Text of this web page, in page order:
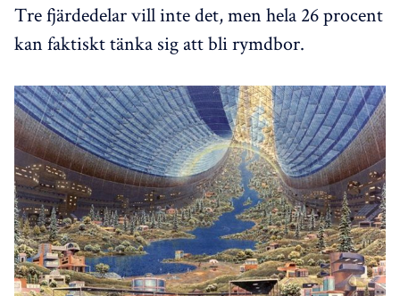
Tre fjärdedelar vill inte det, men hela 26 procent
kan faktiskt tänka sig att bli rymdbor.